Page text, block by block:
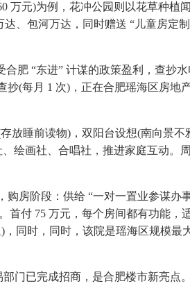
元)为例，花冲公园则以花草种植
、包河万达，同时赠送 “儿童房定
肥 “东进” 计谋的政策盈利，查抄
抄(每月 1 次)，正在合肥瑶海区房地
睡前读物)，双阳台设想(南向景不
绘画社、合唱社，推进家庭互动。
房阶段：供给 “一对一置业参谋办
首付 75 万元，每个房间都有功能，
同时，同时，该院是瑶海区规模最
已完成招商，是合肥楼市新亮点